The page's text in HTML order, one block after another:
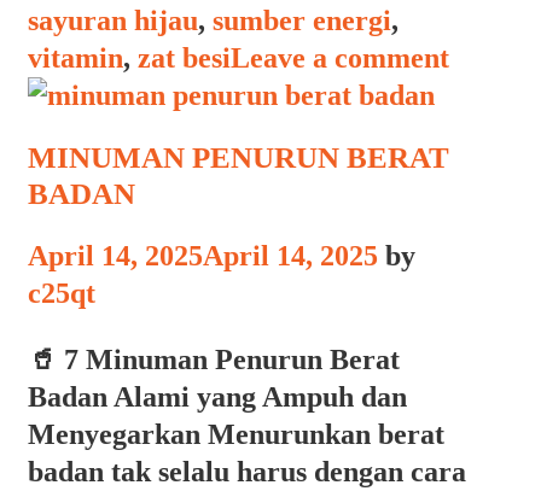
sayuran hijau, sumber energi,
vitamin, zat besiLeave a comment
MINUMAN PENURUN BERAT
BADAN
April 14, 2025April 14, 2025 by
c25qt
🥤 7 Minuman Penurun Berat
Badan Alami yang Ampuh dan
Menyegarkan Menurunkan berat
badan tak selalu harus dengan cara